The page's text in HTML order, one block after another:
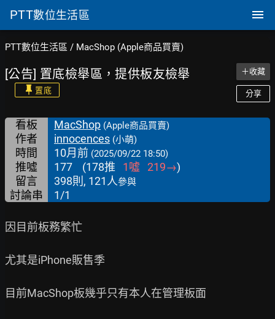
PTT數位生活區
PTT數位生活區 / MacShop (Apple商品買賣)
[公告] 置底檢舉區，提供板友檢舉
置底
＋收藏
分享
看板 MacShop (Apple商品買賣)
作者 innocences (小萌)
時間 10月前 (2025/09/22 18:50)
推噓 177 (178推 1噓 219→)
留言
398則, 121人參與
討論串 1/1
因目前板務繁忙
尤其是iPhone販售季
目前MacShop板幾乎只有本人在管理板面